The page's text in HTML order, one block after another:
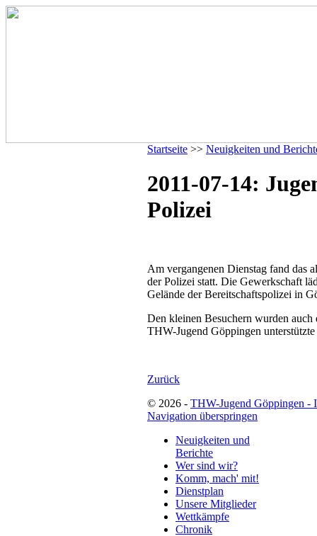
Startseite >> Neuigkeiten und
2011-07-14:
Polizei
Am vergangenen Dienstag fand das
der Polizei statt. Die Gewerkschaft
Gelände der Bereitschaftspolizei in
Den kleinen Besuchern wurden
THW-Jugend Göppingen
Zurück
© 2026 - THW-Jugend Göppingen -
Navigation überspringen
Neuigkeiten und
Berichte
Wer sind wir?
Komm, mach' mit!
Dienstplan
Unsere Mitglieder
Wettkämpfe
Chronik